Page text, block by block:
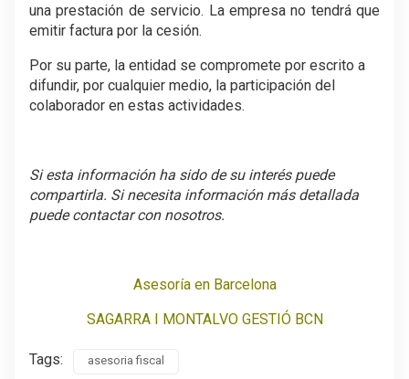
una prestación de servicio. La empresa no tendrá que
emitir factura por la cesión.
Por su parte, la entidad se compromete por escrito a
difundir, por cualquier medio, la participación del
colaborador en estas actividades.
Si esta información ha sido de su interés puede
compartirla. Si necesita información más detallada
puede contactar con nosotros.
Asesoría en Barcelona
SAGARRA I MONTALVO GESTIÓ BCN
Tags: asesoria fiscal